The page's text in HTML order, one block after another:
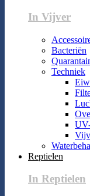
In Vijver
Bacteriën
Techniek
Reptielen
In Reptielen